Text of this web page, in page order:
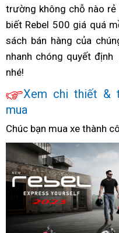
quá
trường cũ
không chỗ nào rẻ
biết Rebel 500 giá quá
sách bán hàng có
nên
của
nhanh chóng tăng
rất
quyết định
nhé!
Xem giá
kinh
hoàng
rebel
500
chi thiết &
mua
khấu
Chúc bạn mua xe thành